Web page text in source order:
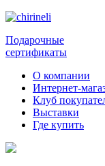
Подарочные
сертификаты
О компании
Интернет-
Клуб
Выставки
Где купить